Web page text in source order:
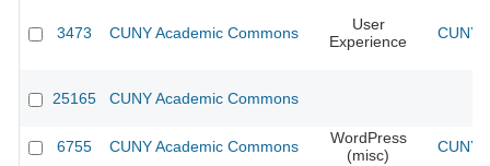
3473 CUNY Academic Commons
User
Experience
CUNY
25165 CUNY Academic Commons
6755 CUNY Academic Commons
WordPress
(misc)
CUNY